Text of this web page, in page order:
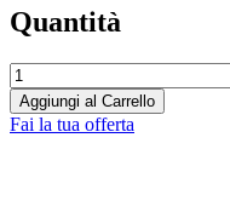
Quantità
Aggiungi al Carrello
Fai la tua offerta